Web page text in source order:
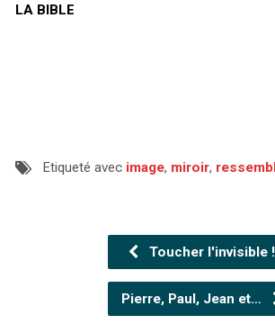
LA BIBLE
Etiqueté avec image, miroir,
Toucher l'invisible !
Pierre, Paul, Jean et…